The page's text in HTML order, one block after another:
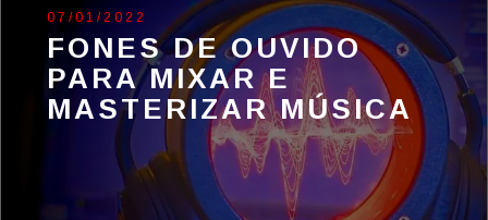
07/01/2022
FONES DE OUVIDO
PARA MIXAR E
MASTERIZAR MÚSICA